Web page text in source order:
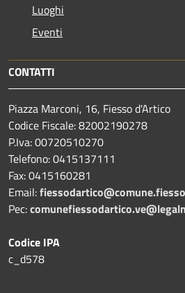
Luoghi
Eventi
CONTATTI
Piazza Marconi, 16, Fiesso d'Artico
Codice Fiscale: 82002190278
P.Iva: 00720510270
Telefono:0415137111
Fax:0415160281
Email:
Pec:
Codice IPA
c_d578